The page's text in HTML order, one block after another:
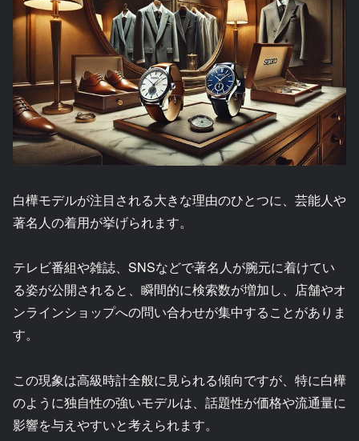
白樺モデルが注目される大きな理由のひとつに、芸能人や
著名人の着用が挙げられます。
テレビ番組や雑誌、SNSなどで著名人が腕元に着けてい
る姿が公開されると、瞬間的に検索数が増加し、店舗やオ
ンラインショップへの問い合わせが集中することがありま
す。
この現象は高級時計全般に見られる傾向ですが、特に白樺
のように独自性の強いモデルは、話題性が価格や流通量に
影響を与えやすいと考えられます。